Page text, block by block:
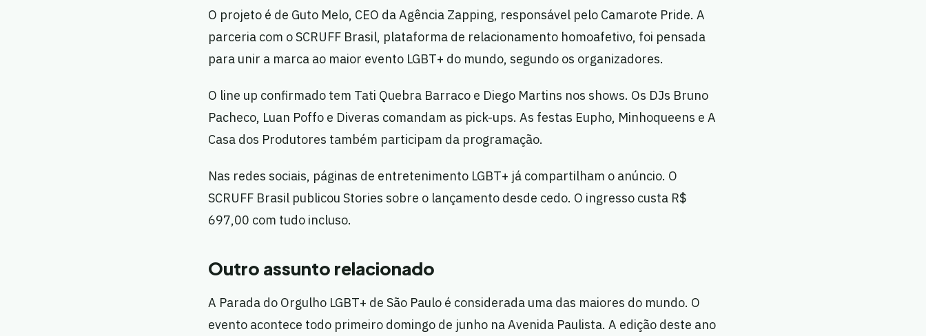
O projeto é de Guto Melo, CEO da Agência Zapping, responsável pelo Camarote Pride. A
parceria com o SCRUFF Brasil, plataforma de relacionamento homoafetivo, foi pensada
para unir a marca ao maior evento LGBT+ do mundo, segundo os organizadores.
O line up confirmado tem Tati Quebra Barraco e Diego Martins nos shows. Os DJs Bruno
Pacheco, Luan Poffo e Diveras comandam as pick-ups. As festas Eupho, Minhoqueens e A
Casa dos Produtores também participam da programação.
Nas redes sociais, páginas de entretenimento LGBT+ já compartilham o anúncio. O
SCRUFF Brasil publicou Stories sobre o lançamento desde cedo. O ingresso custa R$
697,00 com tudo incluso.
Outro assunto relacionado
A Parada do Orgulho LGBT+ de São Paulo é considerada uma das maiores do mundo. O
evento acontece todo primeiro domingo de junho na Avenida Paulista. A edição deste ano